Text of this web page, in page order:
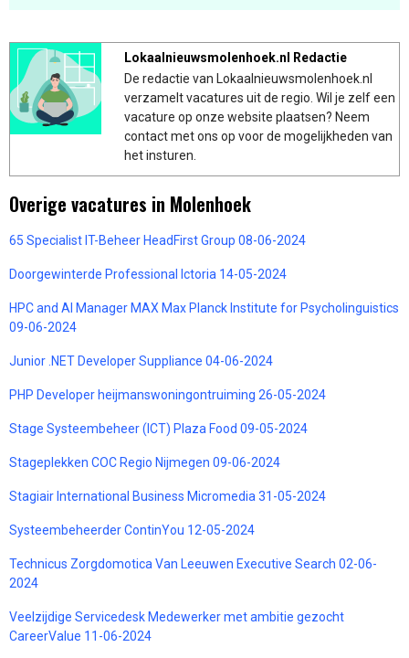
Lokaalnieuwsmolenhoek.nl Redactie
De redactie van Lokaalnieuwsmolenhoek.nl
verzamelt vacatures uit de regio. Wil je zelf een
vacature op onze website plaatsen? Neem
contact met ons op voor de mogelijkheden van
het insturen.
Overige vacatures in Molenhoek
65 Specialist IT-Beheer HeadFirst Group 08-06-2024
Doorgewinterde Professional Ictoria 14-05-2024
HPC and AI Manager MAX Max Planck Institute for Psycholinguistics
09-06-2024
Junior .NET Developer Suppliance 04-06-2024
PHP Developer heijmanswoningontruiming 26-05-2024
Stage Systeembeheer (ICT) Plaza Food 09-05-2024
Stageplekken COC Regio Nijmegen 09-06-2024
Stagiair International Business Micromedia 31-05-2024
Systeembeheerder ContinYou 12-05-2024
Technicus Zorgdomotica Van Leeuwen Executive Search 02-06-
2024
Veelzijdige Servicedesk Medewerker met ambitie gezocht
CareerValue 11-06-2024